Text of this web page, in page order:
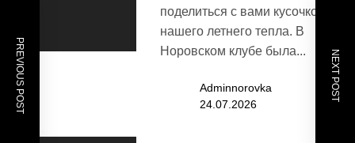
PREVIOUS POST NEXT POST
поделиться с вами кусочком
нашего летнего тепла. В
Норовском клубе была...
Adminnorovka
24.07.2026